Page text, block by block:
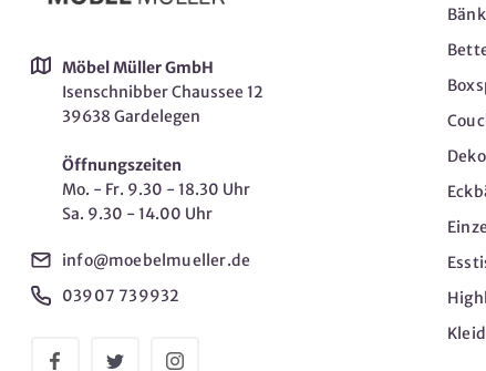
Möbel Müller GmbH
Isenschnibber Chaussee 12
39638 Gardelegen
Öffnungszeiten
Mo. - Fr. 9.30 - 18.30 Uhr
Sa. 9.30 - 14.00 Uhr
info@moebelmueller.de
03907 739932